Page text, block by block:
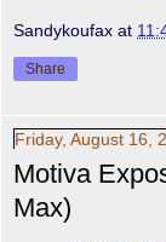
Sandykoufax at
Share
Friday, August 16,
Motiva
Max)